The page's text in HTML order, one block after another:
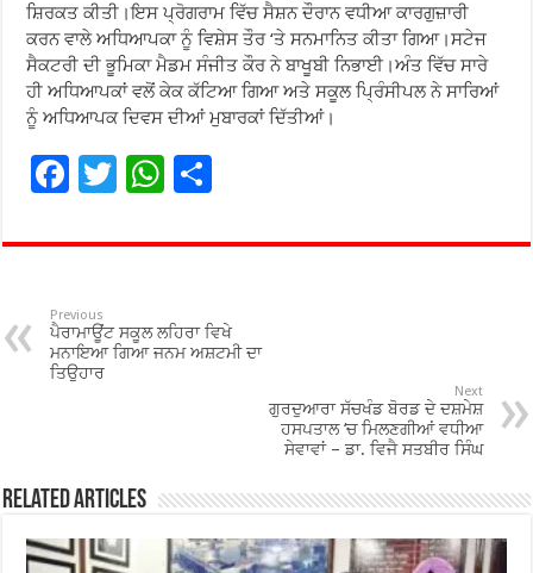
ਸ਼ਿਰਕਤ ਕੀਤੀ।ਇਸ ਪ੍ਰੋਗਰਾਮ ਵਿੱਚ ਸੈਸ਼ਨ ਦੌਰਾਨ ਵਧੀਆ ਕਾਰਗੁਜ਼ਾਰੀ
ਕਰਨ ਵਾਲੇ ਅਧਿਆਪਕਾ ਨੂੰ ਵਿਸ਼ੇਸ ਤੌਰ ‘ਤੇ ਸਨਮਾਨਿਤ ਕੀਤਾ ਗਿਆ।ਸਟੇਜ
ਸੈਕਟਰੀ ਦੀ ਭੂਮਿਕਾ ਮੈਡਮ ਸੰਜੀਤ ਕੌਰ ਨੇ ਬਾਖੂਬੀ ਨਿਭਾਈ।ਅੰਤ ਵਿੱਚ ਸਾਰੇ
ਹੀ ਅਧਿਆਪਕਾਂ ਵਲੋਂ ਕੇਕ ਕੱਟਿਆ ਗਿਆ ਅਤੇ ਸਕੂਲ ਪ੍ਰਿੰਸੀਪਲ ਨੇ ਸਾਰਿਆਂ
ਨੂੰ ਅਧਿਆਪਕ ਦਿਵਸ ਦੀਆਂ ਮੁਬਾਰਕਾਂ ਦਿੱਤੀਆਂ।
F
e
o
o
T
tt
W
at
p
p
ar
Previous
ਪੈਰਾਮਾਊਂਟ ਸਕੂਲ ਲਹਿਰਾ ਵਿਖੇ
ਮਨਾਇਆ ਗਿਆ ਜਨਮ ਅਸ਼ਟਮੀ ਦਾ
ਤਿਉਹਾਰ
Next
ਗੁਰਦੁਆਰਾ ਸੱਚਖੰਡ ਬੋਰਡ ਦੇ ਦਸ਼ਮੇਸ਼
ਹਸਪਤਾਲ ‘ਚ ਮਿਲਣਗੀਆਂ ਵਧੀਆ
ਸੇਵਾਵਾਂ – ਡਾ. ਵਿਜੈ ਸਤਬੀਰ ਸਿੰਘ
Related Articles